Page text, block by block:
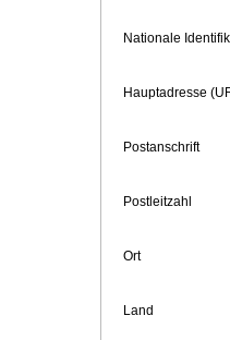
Nationale
Hauptadresse
Postanschrift
Postleitzahl
Ort
Land